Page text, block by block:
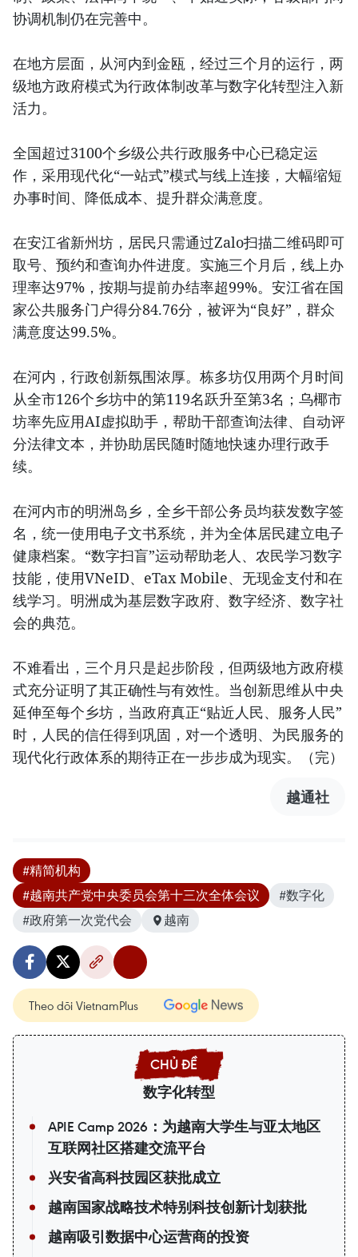
协调机制仍在完善中。
在地方层面，从河内到金瓯，经过三个月的运行，两
级地方政府模式为行政体制改革与数字化转型注入新
活力。
全国超过3100个乡级公共行政服务中心已稳定运
作，采用现代化“一站式”模式与线上连接，大幅缩短
办事时间、降低成本、提升群众满意度。
在安江省新州坊，居民只需通过Zalo扫描二维码即可
取号、预约和查询办件进度。实施三个月后，线上办
理率达97%，按期与提前办结率超99%。安江省在国
家公共服务门户得分84.76分，被评为“良好”，群众
满意度达99.5%。
在河内，行政创新氛围浓厚。栋多坊仅用两个月时间
从全市126个乡坊中的第119名跃升至第3名；乌椰市
坊率先应用AI虚拟助手，帮助干部查询法律、自动评
分法律文本，并协助居民随时随地快速办理行政手
续。
在河内市的明洲岛乡，全乡干部公务员均获发数字签
名，统一使用电子文书系统，并为全体居民建立电子
健康档案。“数字扫盲”运动帮助老人、农民学习数字
技能，使用VNeID、eTax Mobile、无现金支付和在
线学习。明洲成为基层数字政府、数字经济、数字社
会的典范。
不难看出，三个月只是起步阶段，但两级地方政府模
式充分证明了其正确性与有效性。当创新思维从中央
延伸至每个乡坊，当政府真正“贴近人民、服务人民”
时，人民的信任得到巩固，对一个透明、为民服务的
现代化行政体系的期待正在一步步成为现实。（完）
越通社
#精简机构
#越南共产党中央委员会第十三次全体会议
#数字化
#政府第一次党代会
越南
Theo dõi VietnamPlus
数字化转型
APIE Camp 2026：为越南大学生与亚太地区
互联网社区搭建交流平台
兴安省高科技园区获批成立
越南国家战略技术特别科技创新计划获批
越南吸引数据中心运营商的投资